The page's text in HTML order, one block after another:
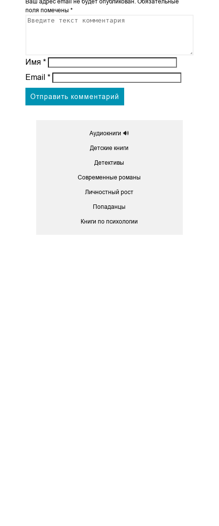
Ваш адрес email не будет опубликован.Обязательные
поля помечены *
Имя *
Email *
Аудиокниги 🔊
Детские книги
Детективы
Современные романы
Личностный рост
Попаданцы
Книги по психологии